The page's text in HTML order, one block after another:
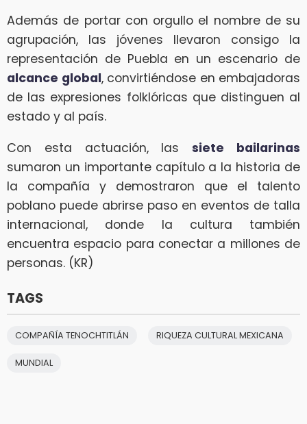
Además de portar con orgullo el nombre de su
agrupación, las jóvenes llevaron consigo la
representación de Puebla en un escenario de
alcance global, convirtiéndose en embajadoras
de las expresiones folklóricas que distinguen al
estado y al país.
Con esta actuación, lassiete bailarinas
sumaron un importante capítulo a la historia de
la compañía y demostraron que el talento
poblano puede abrirse paso en eventos de talla
internacional, donde la cultura también
encuentra espacio para conectar a millones de
personas. (KR)
TAGS
COMPAÑÍA TENOCHTITLÁN RIQUEZA CULTURAL MEXICANA
MUNDIAL